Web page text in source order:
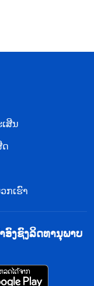
ສີນ
ດ
ກເຮົາ
ອົງຊົງລິດທານຸພາບ